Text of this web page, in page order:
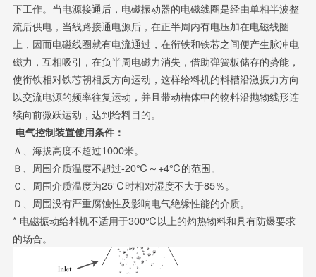
下工作。当电源接通后，电磁振动器的电磁线圈是经由单相半波整
流后供电，当线路接通电源后，在正半周内有电压加在电磁线圈
上，因而电磁线圈就有电流通过，在衔铁和铁芯之间便产生脉冲电
磁力，互相吸引，在负半周电磁力消失，借助弹簧板储存的势能，
使衔铁相对铁芯朝相反方向运动，这样给料机的料槽沿激振力方向
以交流电源的频率往复运动，并且带动槽体中的物料沿抛物线形连
续向前微跃运动，达到给料目的。
电气控制装置使用条件：
Ａ、海拔高度不超过1000米。
Ｂ、周围介质温度不超过-20℃～+4℃的范围。
Ｃ、周围介质温度为25℃时相对湿度不大于85％。
Ｄ、周围没有严重腐蚀性及影响电气绝缘性能的介质。
* 电磁振动给料机不适用于300℃以上的灼热物料和具有防爆要求
的场合。